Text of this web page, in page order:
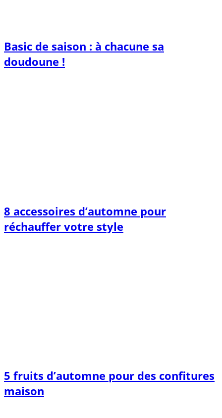
Basic de saison : à chacune sa
doudoune !
8 accessoires d’automne pour
réchauffer votre style
5 fruits d’automne pour des confitures
maison